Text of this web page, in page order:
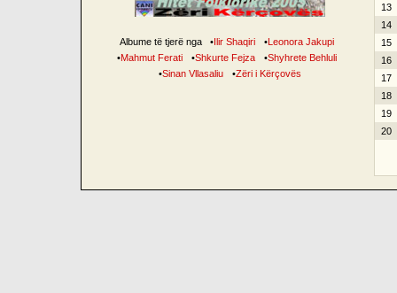
Albume të tjerë nga •Ilir Shaqiri •Leonora Jakupi
•Mahmut Ferati •Shkurte Fejza •Shyhrete Behluli
•Sinan Vllasaliu •Zëri i Kërçovës
13
14
15
16
17
18
19
20